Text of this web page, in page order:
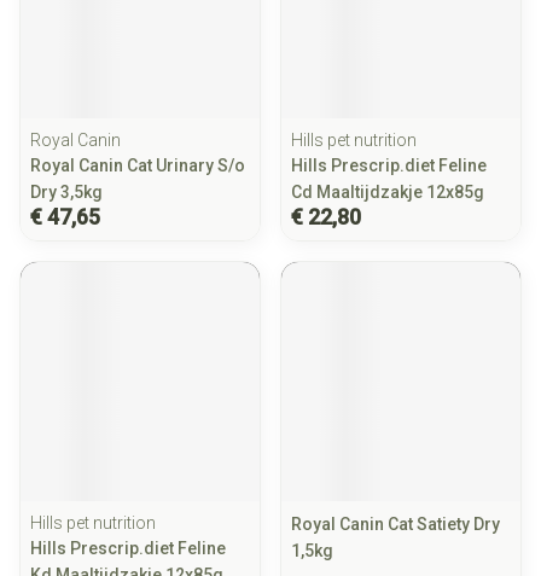
Royal Canin
Royal Canin Cat Urinary S/o
Dry 3,5kg
€ 47,65
Hills pet nutrition
Hills Prescrip.diet Feline
Cd Maaltijdzakje 12x85g
€ 22,80
Hills pet nutrition
Hills Prescrip.diet Feline
Royal Canin Cat Satiety Dry
1,5kg